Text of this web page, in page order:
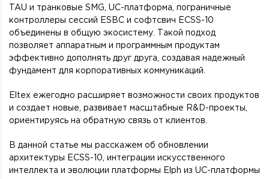
TAU и транковые SMG, UC-платформа, пограничные
контроллеры сессий ESBC и софтсвич ECSS-10
объединены в общую экосистему. Такой подход
позволяет аппаратным и программным продуктам
эффективно дополнять друг друга, создавая надежный
фундамент для корпоративных коммуникаций.
Eltex ежегодно расширяет возможности своих продуктов
и создает новые, развивает масштабные R&D-проекты,
ориентируясь на обратную связь от клиентов.
В данной статье мы расскажем об обновлении
архитектуры ECSS-10, интеграции искусственного
интеллекта и эволюции платформы Elph из UC-платформы